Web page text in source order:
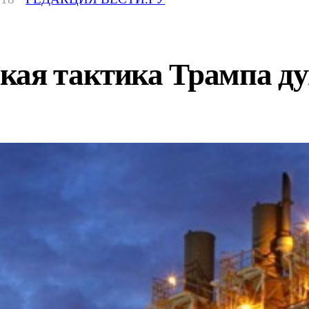
тактика Трампа